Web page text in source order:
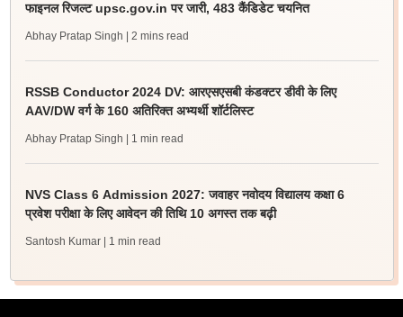
फाइनल रिजल्ट upsc.gov.in पर जारी, 483 कैंडिडेट चयनित
Abhay Pratap Singh | 2 mins read
RSSB Conductor 2024 DV: आरएसएसबी कंडक्टर डीवी के लिए
AAV/DW वर्ग के 160 अतिरिक्त अभ्यर्थी शॉर्टलिस्ट
Abhay Pratap Singh | 1 min read
NVS Class 6 Admission 2027: जवाहर नवोदय विद्यालय कक्षा 6
प्रवेश परीक्षा के लिए आवेदन की तिथि 10 अगस्त तक बढ़ी
Santosh Kumar | 1 min read